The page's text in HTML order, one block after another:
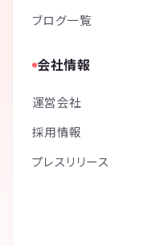
ブログ一覧
会社情報
運営会社
採用情報
プレスリリース